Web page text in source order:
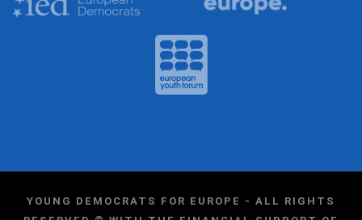
YOUNG DEMOCRATS FOR EUROPE - ALL RIGHTS